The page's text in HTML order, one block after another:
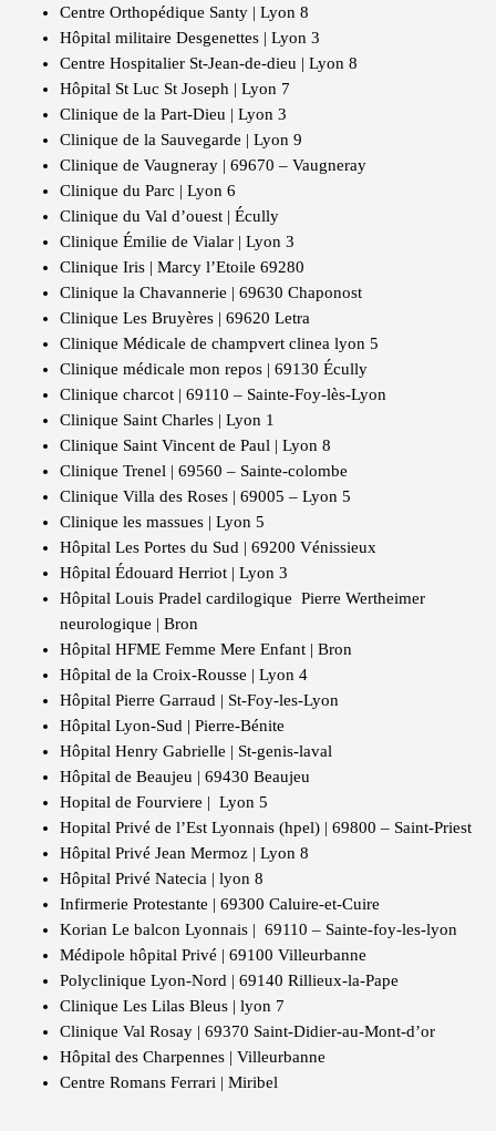
Centre Orthopédique Santy | Lyon 8
Hôpital militaire Desgenettes | Lyon 3
Centre Hospitalier St-Jean-de-dieu | Lyon 8
Hôpital St Luc St Joseph | Lyon 7
Clinique de la Part-Dieu | Lyon 3
Clinique de la Sauvegarde | Lyon 9
Clinique de Vaugneray | 69670 – Vaugneray
Clinique du Parc | Lyon 6
Clinique du Val d’ouest | Écully
Clinique Émilie de Vialar | Lyon 3
Clinique Iris | Marcy l’Etoile 69280
Clinique la Chavannerie | 69630 Chaponost
Clinique Les Bruyères | 69620 Letra
Clinique Médicale de champvert clinea lyon 5
Clinique médicale mon repos | 69130 Écully
Clinique charcot | 69110 – Sainte-Foy-lès-Lyon
Clinique Saint Charles | Lyon 1
Clinique Saint Vincent de Paul | Lyon 8
Clinique Trenel | 69560 – Sainte-colombe
Clinique Villa des Roses | 69005 – Lyon 5
Clinique les massues | Lyon 5
Hôpital Les Portes du Sud | 69200 Vénissieux
Hôpital Édouard Herriot | Lyon 3
Hôpital Louis Pradel cardilogique Pierre Wertheimer
neurologique | Bron
Hôpital HFME Femme Mere Enfant | Bron
Hôpital de la Croix-Rousse | Lyon 4
Hôpital Pierre Garraud | St-Foy-les-Lyon
Hôpital Lyon-Sud | Pierre-Bénite
Hôpital Henry Gabrielle | St-genis-laval
Hôpital de Beaujeu | 69430 Beaujeu
Hopital de Fourviere | Lyon 5
Hopital Privé de l’Est Lyonnais (hpel) | 69800 – Saint-Priest
Hôpital Privé Jean Mermoz | Lyon 8
Hôpital Privé Natecia | lyon 8
Infirmerie Protestante | 69300 Caluire-et-Cuire
Korian Le balcon Lyonnais | 69110 – Sainte-foy-les-lyon
Médipole hôpital Privé | 69100 Villeurbanne
Polyclinique Lyon-Nord | 69140 Rillieux-la-Pape
Clinique Les Lilas Bleus | lyon 7
Clinique Val Rosay | 69370 Saint-Didier-au-Mont-d’or
Hôpital des Charpennes | Villeurbanne
Centre Romans Ferrari | Miribel